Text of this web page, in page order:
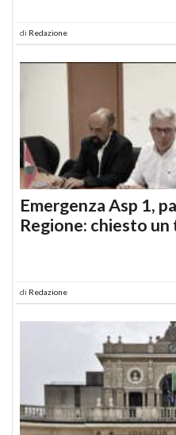
di Redazione
Emergenza Asp 1,
Regione: chiesto
di Redazione